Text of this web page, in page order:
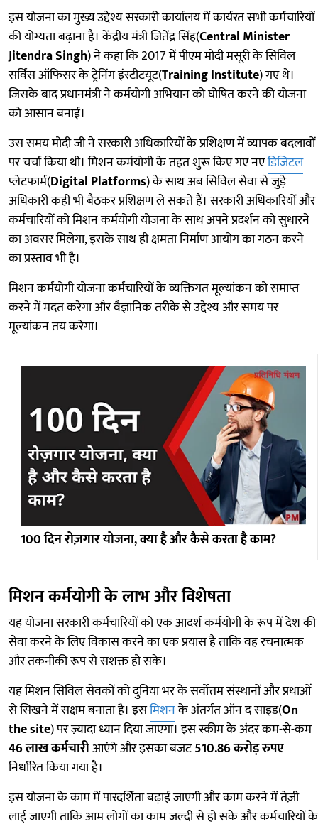
इस योजना का मुख्य उद्देश्य सरकारी कार्यालय में कार्यरत सभी कर्मचारियों
की योग्यता बढ़ाना है। केंद्रीय मंत्री जितेंद्र सिंह(Central Minister
Jitendra Singh) ने कहा कि 2017 में पीएम मोदी मसूरी के सिविल
सर्विस ऑफिसर के ट्रेनिंग इंस्टीटयूट(Training Institute) गए थे।
जिसके बाद प्रधानमंत्री ने कर्मयोगी अभियान को घोषित करने की योजना
को आसान बनाई।
उस समय मोदी जी ने सरकारी अधिकारियों के प्रशिक्षण में व्यापक बदलावों
पर चर्चा किया थी। मिशन कर्मयोगी के तहत शुरू किए गए नएडिजिटल
प्लेटफार्म(Digital Platforms) के साथ अब सिविल सेवा से जुड़े
अधिकारी कही भी बैठकर प्रशिक्षण ले सकते हैं। सरकारी अधिकारियों और
कर्मचारियों को मिशन कर्मयोगी योजना के साथ अपने प्रदर्शन को सुधारने
का अवसर मिलेगा, इसके साथ ही क्षमता निर्माण आयोग का गठन करने
का प्रस्ताव भी है।
मिशन कर्मयोगी योजना कर्मचारियों के व्यक्तिगत मूल्यांकन को समाप्त
करने में मदत करेगा और वैज्ञानिक तरीके से उद्देश्य और समय पर
मूल्यांकन तय करेगा।
100 दिन रोज़गार योजना, क्या है और कैसे करता है काम?
मिशन कर्मयोगी के लाभ और विशेषता
यह योजना सरकारी कर्मचारियों को एक आदर्श कर्मयोगी के रूप में देश की
सेवा करने के लिए विकास करने का एक प्रयास है ताकि वह रचनात्मक
और तकनीकी रूप से सशक्त हो सके।
यह मिशन सिविल सेवकों को दुनिया भर के सर्वोत्तम संस्थानों और प्रथाओं
से सिखने में सक्षम बनाता है। इसमिशनके अंतर्गत ऑन द साइड(On
the site) पर ज़्यादा ध्यान दिया जाएगा। इस स्कीम के अंदर कम-से-कम
46 लाख कर्मचारीआएंगे और इसका बजट510.86 करोड़ रुपए
निर्धारित किया गया है।
इस योजना के काम में पारदर्शिता बढ़ाई जाएगी और काम करने में तेज़ी
लाई जाएगी ताकि आम लोगों का काम जल्दी से हो सके और कर्मचारियों के